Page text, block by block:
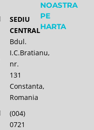
SEDIU
CENTRAL
Bdul.
I.C.Bratianu,
nr.
131
Constanta,
Romania
(004)
0721
NOASTRA
PE
HARTA